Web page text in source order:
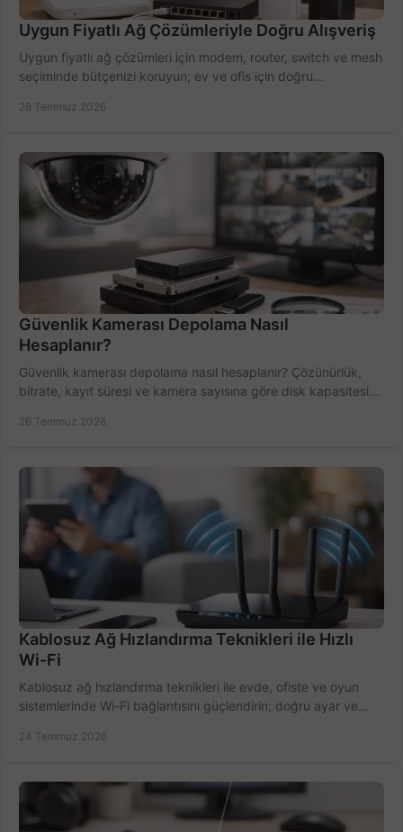
Uygun Fiyatlı Ağ Çözümleriyle Doğru Alışveriş
Uygun fiyatlı ağ çözümleri için modem, router, switch ve mesh
seçiminde bütçenizi koruyun; ev ve ofis için doğru
28 Temmuz 2026
Güvenlik Kamerası Depolama Nasıl
Hesaplanır?
Güvenlik kamerası depolama nasıl hesaplanır? Çözünürlük,
bitrate, kayıt süresi ve kamera sayısına göre disk kapasitesini
26 Temmuz 2026
Kablosuz Ağ Hızlandırma Teknikleri ile Hızlı
Wi-Fi
Kablosuz ağ hızlandırma teknikleri ile evde, ofiste ve oyun
sistemlerinde Wi-Fi bağlantısını güçlendirin; doğru ayar ve
24 Temmuz 2026